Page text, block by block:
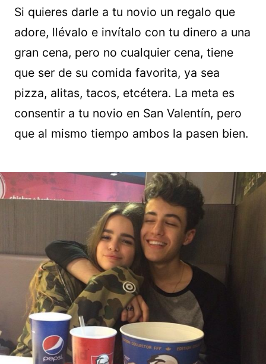
Si quieres darle a tu novio un regalo que
adore, llévalo e invítalo con tu dinero a una
gran cena, pero no cualquier cena, tiene
que ser de su comida favorita, ya sea
pizza, alitas, tacos, etcétera. La meta es
consentir a tu novio en San Valentín, pero
que al mismo tiempo ambos la pasen bien.